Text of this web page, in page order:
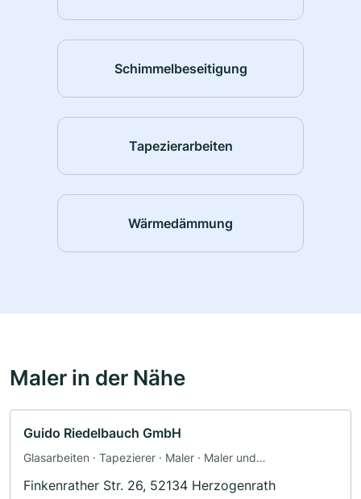
Schimmelbeseitigung
Tapezierarbeiten
Wärmedämmung
Maler in der Nähe
Guido Riedelbauch GmbH
Glasarbeiten · Tapezierer · Maler · Maler und
Finkenrather Str. 26, 52134 Herzogenrath